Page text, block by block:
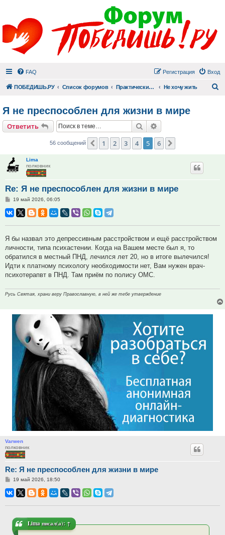
FAQ Вход
Регистрация
ПОБЕДИШЬ.РУ Список форумов Практический раздел Не хочу жить
Я не преспособлен для жизни в мире
Ответить Поиск
56 сообщений Пред.
1 2 3 4 5 6
Lima
полковник
Re: Я не преспособлен для жизни в мире
Сообщение
19 май 2026, 06:05
Я бы назвал это депрессивным расстройством и ещё расстройством
личности, типа психастении. Когда на Вашем месте был я, то
обратился в местный ПНД, лечился лет 20, но в итоге вылечился!
Идти к платному психологу необходимости нет, Вам нужен врач-
психотерапвт в ПНД. Там приём по полису ОМС.
Русь Святая, храни веру Православную, в ней же тебе утверждение
Varwen
полковник
Re: Я не преспособлен для жизни в мире
Сообщение
19 май 2026, 18:50
Limaписал(а): ↑